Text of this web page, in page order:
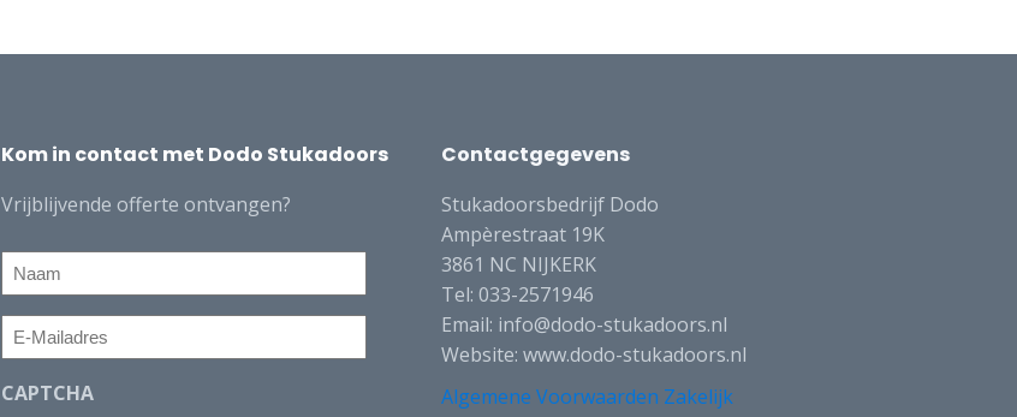
Kom in contact met Dodo Stukadoors
Vrijblijvende offerte ontvangen?
Naam
E-
Mailadres
CAPTCHA
Contactgegevens
Stukadoorsbedrijf Dodo
Ampèrestraat 19K
3861 NC NIJKERK
Tel: 033-2571946
Email: info@dodo-stukadoors.nl
Website: www.dodo-stukadoors.nl
Algemene Voorwaarden Zakelijk